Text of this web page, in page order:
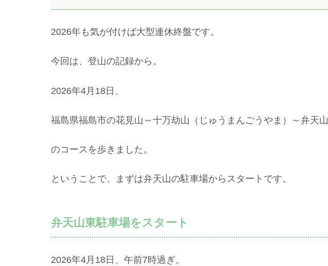
2026年も気が付けば大型連休終盤です。
今回は、登山の記録から。
2026年4月18日、
福島県福島市の花見山～十万劫山（じゅうまんごうやま）～弁天山
のコースを歩きました。
ということで、まずは弁天山の駐車場からスタートです。
弁天山東駐車場をスタート
2026年4月18日、午前7時過ぎ。